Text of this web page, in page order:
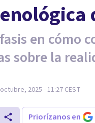
en cómo
sobre la
2025 - 11:27 CEST
Priorízanos en